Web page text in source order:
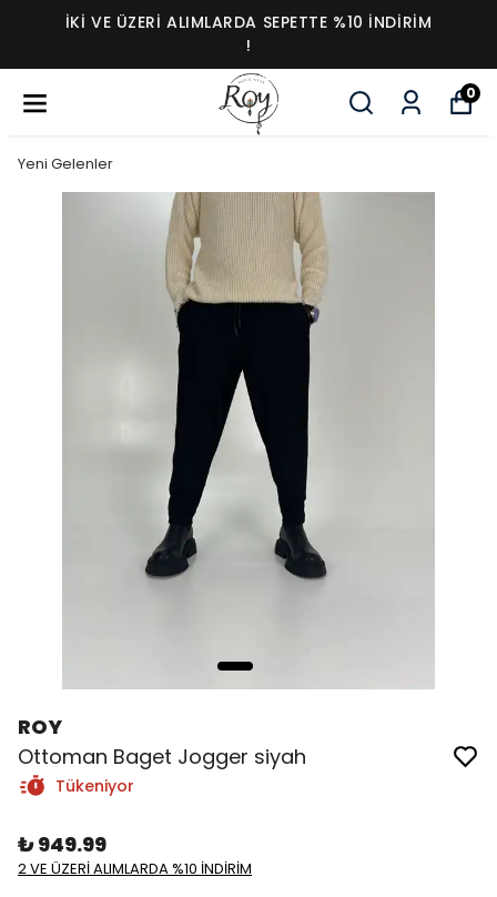
İKI VE ÜZERI ALIMLARDA SEPETTE %10 İNDIRIM
!
0
Yeni Gelenler
ROY
Ottoman Baget Jogger siyah
Tükeniyor
₺ 949.99
2 VE ÜZERİ ALIMLARDA %10 İNDİRİM